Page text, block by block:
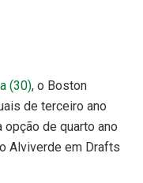
(30), o Boston
de terceiro ano
opção de quarto ano
Alviverde em Drafts